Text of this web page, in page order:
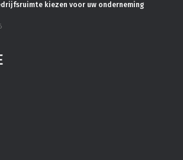
kiezen voor uw onderneming